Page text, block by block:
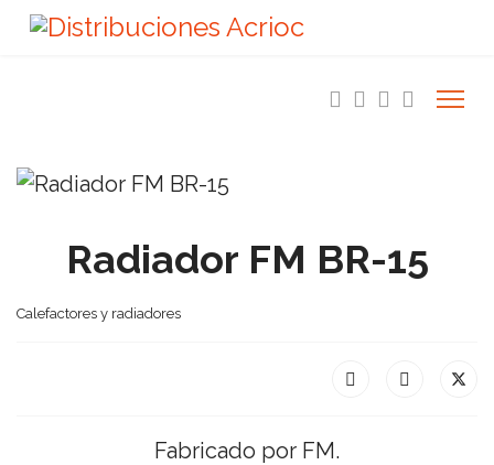
Radiador FM BR-15
Calefactores y radiadores
Fabricado por FM.